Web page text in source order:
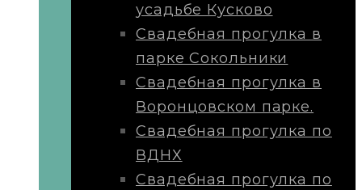
усадьбе Кусково
Свадебная прогулка в
парке Сокольники
Свадебная прогулка в
Воронцовском парке.
Свадебная прогулка по
ВДНХ
Свадебная прогулка по